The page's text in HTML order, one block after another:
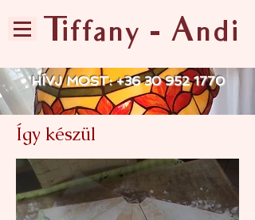
Tiffany - Andi
HÍVJ MOST:+36 30 952 1770
Így készül